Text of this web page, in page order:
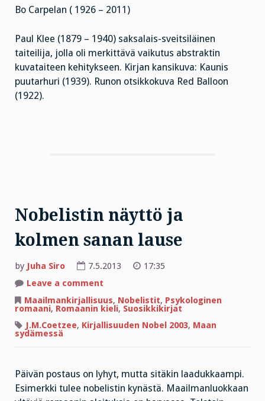
Bo Carpelan ( 1926 – 2011)
Paul Klee (1879 – 1940) saksalais-sveitsiläinen
taiteilija, jolla oli merkittävä vaikutus abstraktin
kuvataiteen kehitykseen. Kirjan kansikuva: Kaunis
puutarhuri (1939). Runon otsikkokuva Red Balloon
(1922).
Nobelistin näyttö ja
kolmen sanan lause
by Juha Siro 7.5.2013
17:35
Leave a comment
näyttö
ja
kolmen
sanan
Maailmankirjallisuus, Nobelistit, Psykologinen
romaani, Romaanin kieli, Suosikkikirjat
J.M.Coetzee, Kirjallisuuden Nobel 2003, Maan
sydämessä
Päivän postaus on lyhyt, mutta sitäkin laadukkaampi.
Esimerkki tulee nobelistin kynästä. Maailmanluokkaan